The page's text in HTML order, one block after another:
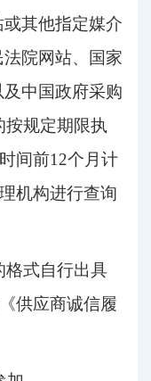
或其他指定媒介
院网站、国家
中国政府采购
按规定期限执
间前12个月计
机构进行查询
格式自行出具
供应商诚信履